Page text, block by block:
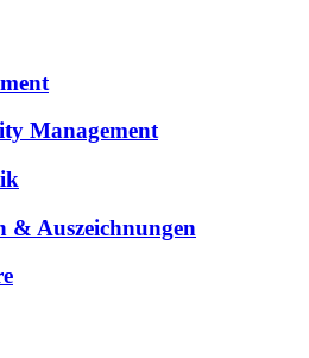
Management
& Auszeichnungen